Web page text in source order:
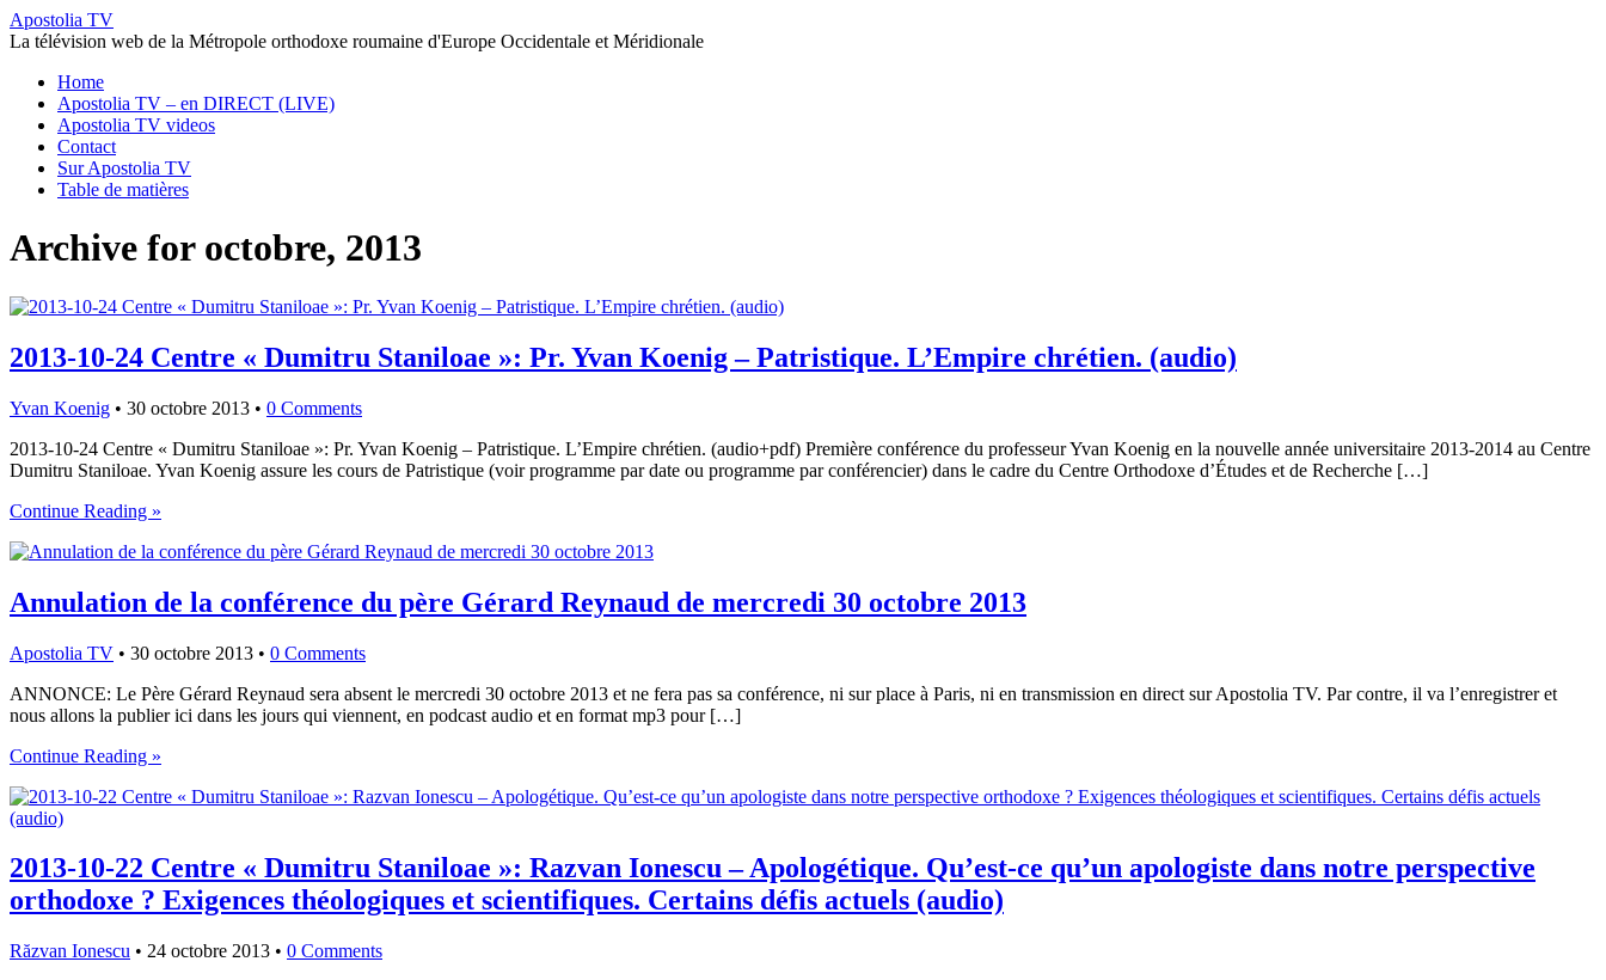
Apostolia TV
La télévision web de la Métropole orthodoxe roumaine d'Europe Occidentale et Méridionale
Home
Apostolia TV – en DIRECT (LIVE)
Apostolia TV videos
Contact
Sur Apostolia TV
Table de matières
Archive for octobre, 2013
2013-10-24 Centre « Dumitru Staniloae »: Pr. Yvan Koenig – Patristique. L’Empire chrétien. (audio)
Yvan Koenig • 30 octobre 2013 • 0 Comments
2013-10-24 Centre « Dumitru Staniloae »: Pr. Yvan Koenig – Patristique. L’Empire chrétien. (audio+pdf) Première conférence du professeur Yvan Koenig en la nouvelle année universitaire 2013-2014 au Centre
Dumitru Staniloae. Yvan Koenig assure les cours de Patristique (voir programme par date ou programme par conférencier) dans le cadre du Centre Orthodoxe d’Études et de Recherche […]
Continue Reading »
Annulation de la conférence du père Gérard Reynaud de mercredi 30 octobre 2013
Apostolia TV • 30 octobre 2013 • 0 Comments
ANNONCE: Le Père Gérard Reynaud sera absent le mercredi 30 octobre 2013 et ne fera pas sa conférence, ni sur place à Paris, ni en transmission en direct sur Apostolia TV. Par contre, il va l’enregistrer et
nous allons la publier ici dans les jours qui viennent, en podcast audio et en format mp3 pour […]
Continue Reading »
2013-10-22 Centre « Dumitru Staniloae »: Razvan Ionescu – Apologétique. Qu’est-ce qu’un apologiste dans notre perspective
orthodoxe ? Exigences théologiques et scientifiques. Certains défis actuels (audio)
Răzvan Ionescu • 24 octobre 2013 • 0 Comments